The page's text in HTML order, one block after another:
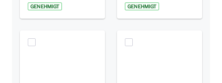
GENEHMIGT GENEHMIGT